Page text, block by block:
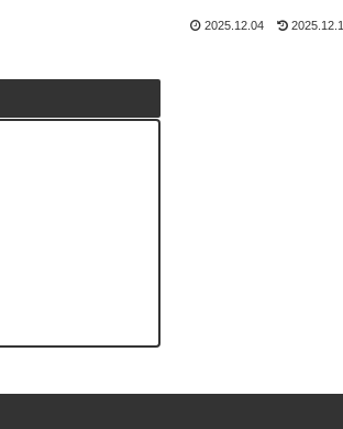
2025.12.04